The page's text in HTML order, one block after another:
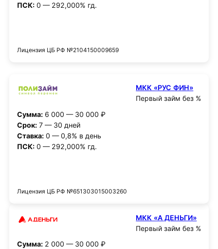
ПСК:0 — 292,000% гд.
Лицензия ЦБ РФ №2104150009659
МКК «РУС ФИН»
Первый займ без %
Сумма:6 000 — 30 000 ₽
Срок:7 — 30 дней
Ставка:0 — 0,8% в день
ПСК:0 — 292,000% гд.
Лицензия ЦБ РФ №651303015003260
МКК «А ДЕНЬГИ»
Первый займ без %
Сумма:2 000 — 30 000 ₽